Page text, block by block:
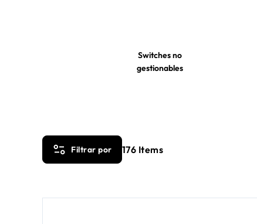
Switches no
gestionables
Filtrar por 176 Items